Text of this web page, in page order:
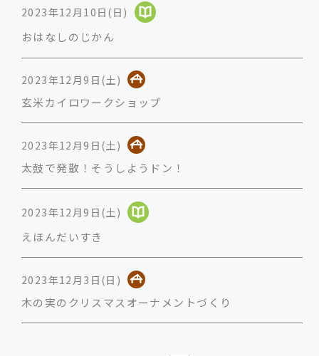
2023年12月10日(日)
おはなしのじかん
2023年12月9日(土)
玄米カイロワークショップ
2023年12月9日(土)
太鼓で発散！そうしようドン！
2023年12月9日(土)
えほんだいすき
2023年12月3日(日)
木の実のクリスマスオーナメントづくり